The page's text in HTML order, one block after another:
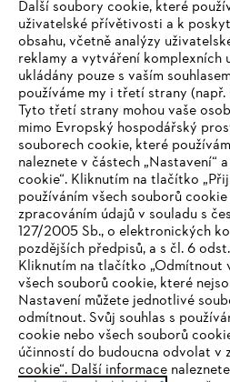
IHR BROWSER
UNTERSTÜTZT
Sie nutzen einen Browser, den wir
eine optimale Nutzung unserer
Další soubory cookie, které
uživatelské přívětivosti a k
obsahu, včetně analýzy
reklamy a vytváření komplexních
ukládány pouze s vaším
používáme my i třetí strany (např.
Tyto třetí strany mohou vaše
mimo Evropský hospodářský
souborech cookie, které
naleznete v částech „Nastavení“
cookie“. Kliknutím na tlačítko
používáním všech souborů
zpracováním údajů v souladu s
127/2005 Sb., o elektronických
pozdějších předpisů, a s čl. 6
Kliknutím na tlačítko „Odmítnout
všech souborů cookie, které
Nastavení můžete jednotlivé
odmítnout. Svůj souhlas s
cookie nebo všech souborů
účinností do budoucna odvolat v
cookie“. Další informace